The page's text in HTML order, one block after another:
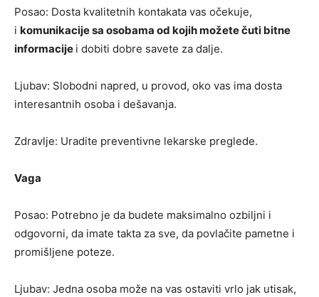
Posao: Dosta kvalitetnih kontakata vas očekuje,
i komunikacije sa osobama od kojih možete čuti bitne
informacije i dobiti dobre savete za dalje.
Ljubav: Slobodni napred, u provod, oko vas ima dosta
interesantnih osoba i dešavanja.
Zdravlje: Uradite preventivne lekarske preglede.
Vaga
Posao: Potrebno je da budete maksimalno ozbiljni i
odgovorni, da imate takta za sve, da povlačite pametne i
promišljene poteze.
Ljubav: Jedna osoba može na vas ostaviti vrlo jak utisak,